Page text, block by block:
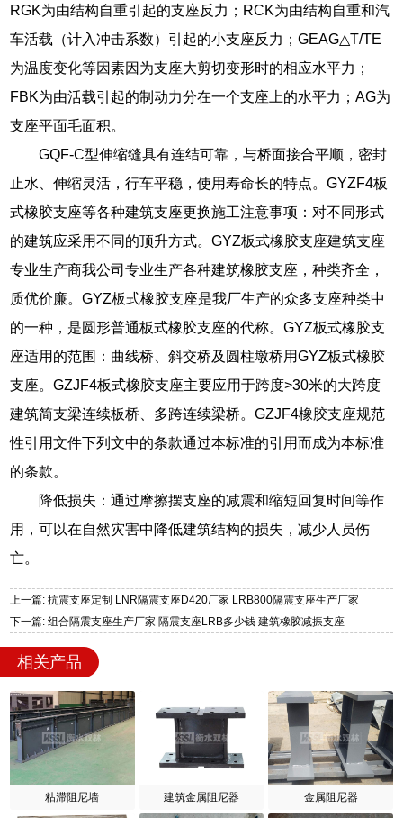
RGK为由结构自重引起的支座反力；RCK为由结构自重和汽
车活载（计入冲击系数）引起的小支座反力；GEAG△T/TE
为温度变化等因素因为支座大剪切变形时的相应水平力；
FBK为由活载引起的制动力分在一个支座上的水平力；AG为
支座平面毛面积。
GQF-C型伸缩缝具有连结可靠，与桥面接合平顺，密封
止水、伸缩灵活，行车平稳，使用寿命长的特点。GYZF4板
式橡胶支座等各种建筑支座更换施工注意事项：对不同形式
的建筑应采用不同的顶升方式。GYZ板式橡胶支座建筑支座
专业生产商我公司专业生产各种建筑橡胶支座，种类齐全，
质优价廉。GYZ板式橡胶支座是我厂生产的众多支座种类中
的一种，是圆形普通板式橡胶支座的代称。GYZ板式橡胶支
座适用的范围：曲线桥、斜交桥及圆柱墩桥用GYZ板式橡胶
支座。GZJF4板式橡胶支座主要应用于跨度>30米的大跨度
建筑简支梁连续板桥、多跨连续梁桥。GZJF4橡胶支座规范
性引用文件下列文中的条款通过本标准的引用而成为本标准
的条款。
降低损失：通过摩擦摆支座的减震和缩短回复时间等作
用，可以在自然灾害中降低建筑结构的损失，减少人员伤
亡。
上一篇: 抗震支座定制 LNR隔震支座D420厂家 LRB800隔震支座生产厂家
下一篇: 组合隔震支座生产厂家 隔震支座LRB多少钱 建筑橡胶减振支座
相关产品
粘滞阻尼墙 建筑金属阻尼器 金属阻尼器